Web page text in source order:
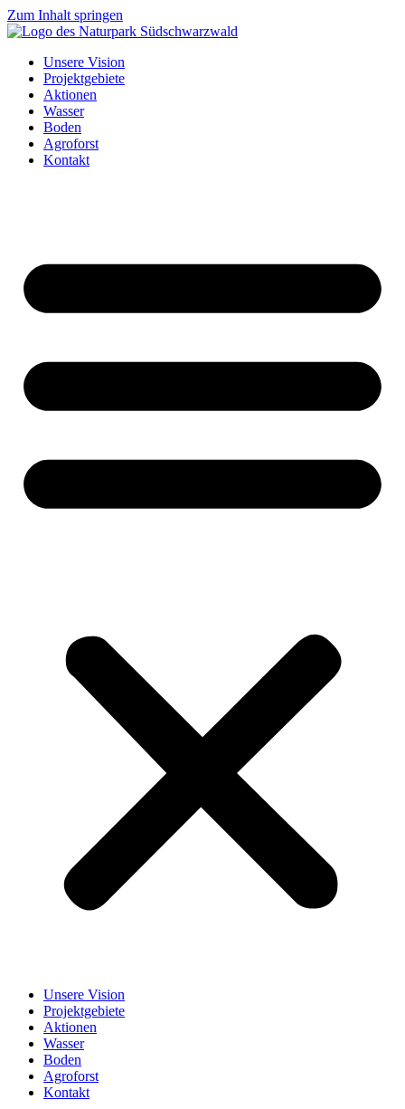
Zum Inhalt springen
Unsere Vision
Projektgebiete
Aktionen
Wasser
Boden
Agroforst
Kontakt
Unsere Vision
Projektgebiete
Aktionen
Wasser
Boden
Agroforst
Kontakt